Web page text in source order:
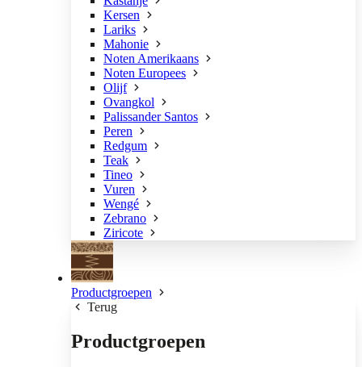
Kersen
Lariks
Mahonie
Noten Amerikaans
Noten Europees
Olijf
Ovangkol
Palissander Santos
Peren
Redgum
Teak
Tineo
Vuren
Wengé
Zebrano
Ziricote
Productgroepen
Terug
Productgroepen